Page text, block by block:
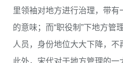
里领袖对地方进行治理，带有
的意味；而“职役制”下地方管
人员，身份地位大大下降，不
此外，宋代对于地方管理的一